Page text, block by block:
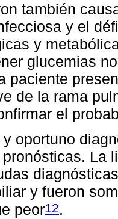
también
y el
y
glucemias
paciente
de la rama
el
oportuno
La
y fueron
peor12.